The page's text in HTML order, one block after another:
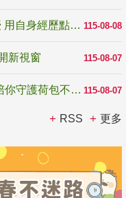
115-08-08
教育家人物典範 發明大王林永禎教授 用自身經歷點亮學生的路
115-08-07
115-08-07
反詐騙宣導_防詐有道，霹靂布袋戲陪你守護荷包不受騙
RSS 更多